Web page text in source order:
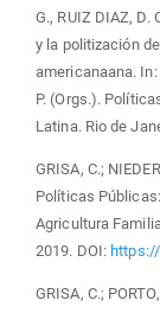
G., RUIZ DIAZ, D.
y la politización
americanaana. In:
P. (Orgs.).
Latina. Rio de
GRISA, C.;
Políticas
Agricultura
2019. DOI:
GRISA, C.;